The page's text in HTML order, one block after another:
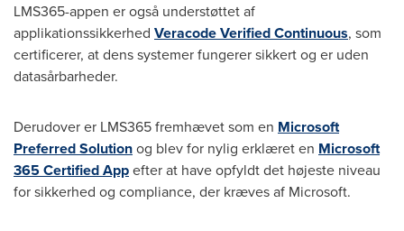
LMS365-appen er også understøttet af
applikationssikkerhed Veracode Verified Continuous, som
certificerer, at dens systemer fungerer sikkert og er uden
datasårbarheder.
Derudover er LMS365 fremhævet som en Microsoft
Preferred Solutionog blev for nylig erklæret en Microsoft
365 Certified Appefter at have opfyldt det højeste niveau
for sikkerhed og compliance, der kræves af Microsoft.